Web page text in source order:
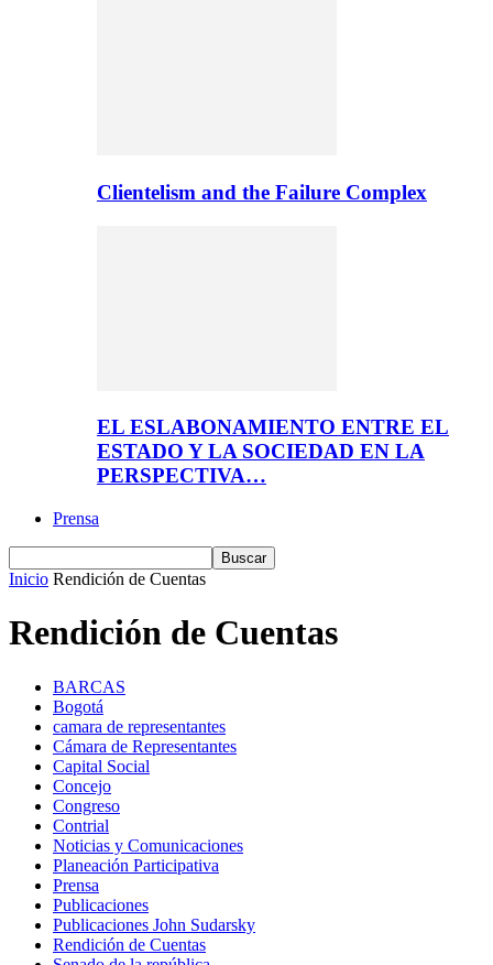
Clientelism and the Failure Complex
EL ESLABONAMIENTO ENTRE EL
ESTADO Y LA SOCIEDAD EN LA
PERSPECTIVA…
Prensa
Inicio Rendición de Cuentas
Rendición de Cuentas
BARCAS
Bogotá
camara de representantes
Cámara de Representantes
Capital Social
Concejo
Congreso
Contrial
Noticias y Comunicaciones
Planeación Participativa
Prensa
Publicaciones
Publicaciones John Sudarsky
Rendición de Cuentas